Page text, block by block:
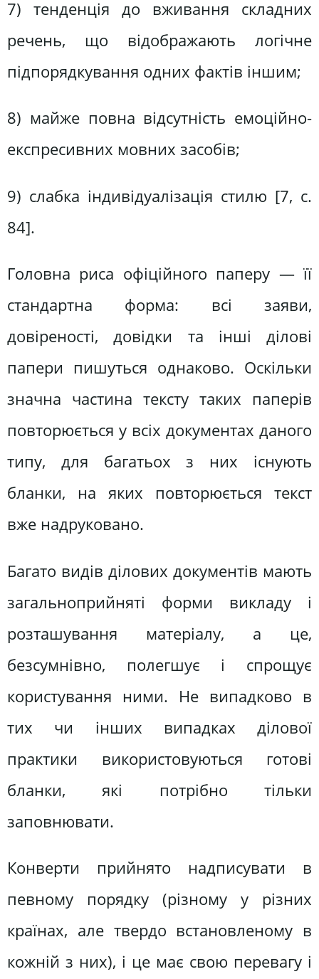
7) тенденція до вживання складних
речень, що відображають логічне
підпорядкування одних фактів іншим;
8) майже повна відсутність емоційно-
експресивних мовних засобів;
9) слабка індивідуалізація стилю [7, с.
84].
Головна риса офіційного паперу — її
стандартна форма: всі заяви,
довіреності, довідки та інші ділові
папери пишуться однаково. Оскільки
значна частина тексту таких паперів
повторюється у всіх документах даного
типу, для багатьох з них існують
бланки, на яких повторюється текст
вже надруковано.
Багато видів ділових документів мають
загальноприйняті форми викладу і
розташування матеріалу, а це,
безсумнівно, полегшує і спрощує
користування ними. Не випадково в
тих чи інших випадках ділової
практики використовуються готові
бланки, які потрібно тільки
заповнювати.
Конверти прийнято надписувати в
певному порядку (різному у різних
країнах, але твердо встановленому в
кожній з них), і це має свою перевагу і